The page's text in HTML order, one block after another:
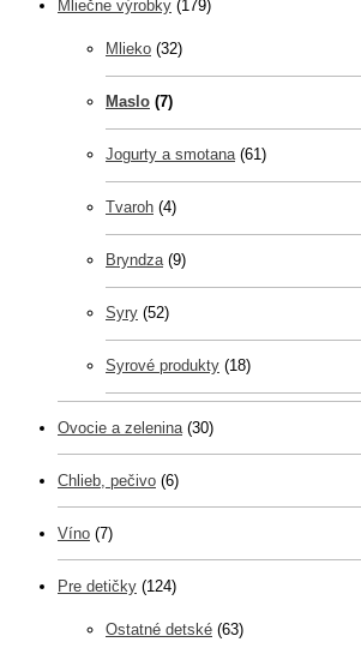
Mliečne výrobky (179)
Mlieko (32)
Maslo (7)
Jogurty a smotana (61)
Tvaroh (4)
Bryndza (9)
Syry (52)
Syrové produkty (18)
Ovocie a zelenina (30)
Chlieb, pečivo (6)
Víno (7)
Pre detičky (124)
Ostatné detské (63)